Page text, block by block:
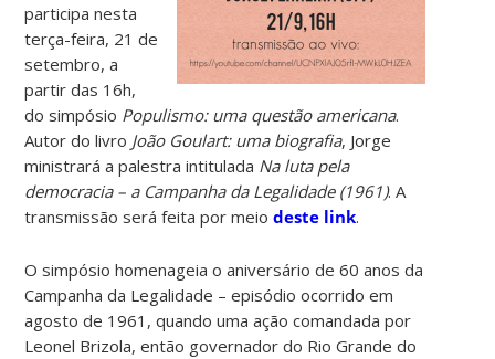
participa nesta
terça-feira, 21 de
setembro, a
partir das 16h,
do simpósio Populismo: uma questão americana.
Autor do livro João Goulart: uma biografia, Jorge
ministrará a palestra intitulada Na luta pela
democracia – a Campanha da Legalidade (1961). A
transmissão será feita por meiodeste link.
O simpósio homenageia o aniversário de 60 anos da
Campanha da Legalidade – episódio ocorrido em
agosto de 1961, quando uma ação comandada por
Leonel Brizola, então governador do Rio Grande do